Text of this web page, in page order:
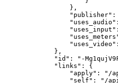
},
"publisher" :
"uses_audio"
"uses_input"
"uses_video"
},
"id" : " -
"links" : {
"apply" : " /
"self" : " /